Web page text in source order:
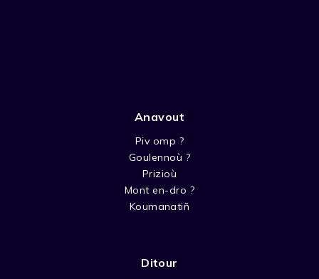
Anavout
Piv omp ?
Goulennoù ?
Prizioù
Mont en-dro ?
Koumanatiñ
Ditour